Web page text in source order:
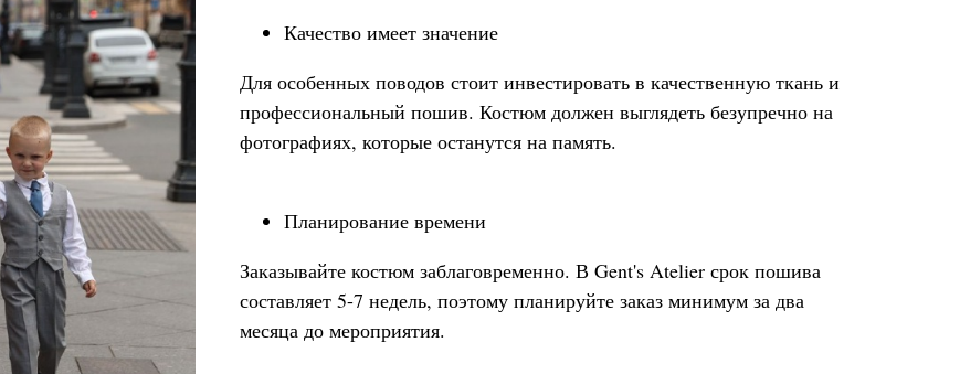
Качество имеет значение
Для особенных поводов стоит инвестировать в качественную ткань и
профессиональный пошив. Костюм должен выглядеть безупречно на
фотографиях, которые останутся на память.
Планирование времени
Заказывайте костюм заблаговременно. В Gent's Atelier срок пошива
составляет 5-7 недель, поэтому планируйте заказ минимум за два
месяца до мероприятия.